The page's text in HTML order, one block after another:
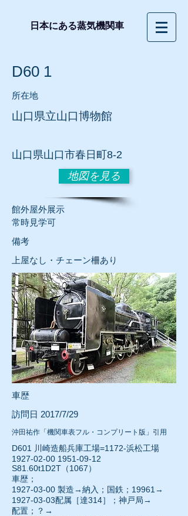
日本にある蒸気機関車
D60 1
所在地
山口県立山口博物館
山口県山口市春日町8-2
地図を見る
​館外屋外展示
常時見学可
​備考
上屋なし・チェーン柵あり
車歴
訪問日 2017/7/29
沖田祐作「機関車表フル・コンプリート版」引用
D601 川崎造船兵庫工場=1172-浜松工場
1927-02-00 1951-09-12
S81.60t1D2T（1067）
車歴；
1927-03-00 製造→納入；国鉄；19961→
1927-03-03配属［達314］；神戸局→
配置；？→